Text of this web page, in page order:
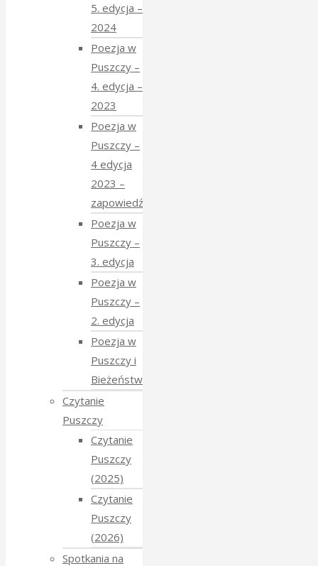
5. edycja –
2024
Poezja w
Puszczy –
4. edycja –
2023
Poezja w
Puszczy –
4 edycja
2023 –
zapowiedź
Poezja w
Puszczy –
3. edycja
Poezja w
Puszczy –
2. edycja
Poezja w
Puszczy i
Bieżeństwo
Czytanie
Puszczy
Czytanie
Puszczy
(2025)
Czytanie
Puszczy
(2026)
Spotkania na